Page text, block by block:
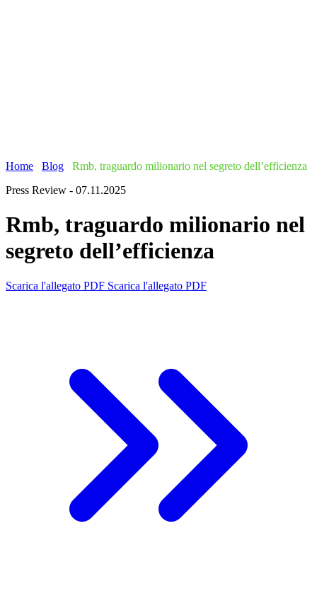
Home Blog
Rmb, traguardo milionario nel segreto dell’efficienza
Press Review - 07.11.2025
Rmb, traguardo milionario nel
segreto dell’efficienza
Scarica l'allegato PDF Scarica l'allegato PDF